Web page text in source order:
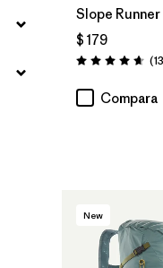
Slope
$ 179
Valoración: 4.7 /
(13
Compara
New